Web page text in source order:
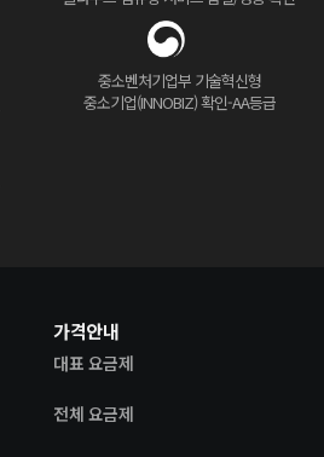
중소벤처기업부 기술혁신형
중소기업(INNOBIZ) 확인-AA등급
가격안내
대표 요금제
전체 요금제